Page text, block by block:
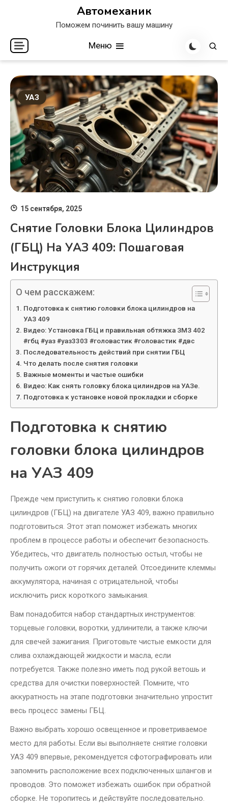
Автомеханик
Поможем починить вашу машину
Меню
УАЗ
15 сентября, 2025
Снятие Головки Блока Цилиндров
(ГБЦ) На УАЗ 409: Пошаговая
Инструкция
О чем расскажем:
Подготовка к снятию головки блока цилиндров на
УАЗ 409
Видео: Установка ГБЦ и правильная обтяжка ЗМЗ 402
#гбц #уаз #уаз3303 #головастик #головастик #двс
Последовательность действий при снятии ГБЦ
Что делать после снятия головки
Важные моменты и частые ошибки
Видео: Как снять головку блока цилиндров на УАЗе.
Подготовка к установке новой прокладки и сборке
Подготовка к снятию
головки блока цилиндров
на УАЗ 409
Прежде чем приступить к снятию головки блока
цилиндров (ГБЦ) на двигателе УАЗ 409, важно правильно
подготовиться. Этот этап поможет избежать многих
проблем в процессе работы и обеспечит безопасность.
Убедитесь, что двигатель полностью остыл, чтобы не
получить ожоги от горячих деталей. Отсоедините клеммы
аккумулятора, начиная с отрицательной, чтобы
исключить риск короткого замыкания.
Вам понадобится набор стандартных инструментов:
торцевые головки, воротки, удлинители, а также ключи
для свечей зажигания. Приготовьте чистые емкости для
слива охлаждающей жидкости и масла, если
потребуется. Также полезно иметь под рукой ветошь и
средства для очистки поверхностей. Помните, что
аккуратность на этапе подготовки значительно упростит
весь процесс замены ГБЦ.
Важно выбрать хорошо освещенное и проветриваемое
место для работы. Если вы выполняете снятие головки
УАЗ 409 впервые, рекомендуется сфотографировать или
запомнить расположение всех подключенных шлангов и
проводов. Это поможет избежать ошибок при обратной
сборке. Не торопитесь и действуйте последовательно.